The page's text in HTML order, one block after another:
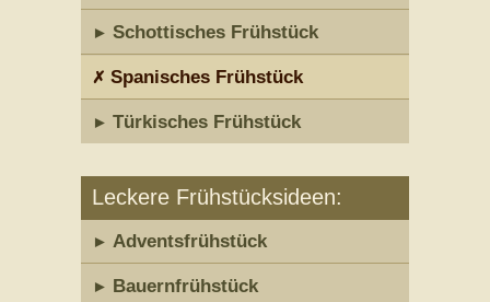
Schottisches Frühstück
Spanisches Frühstück
Türkisches Frühstück
Leckere Frühstücksideen:
Adventsfrühstück
Bauernfrühstück